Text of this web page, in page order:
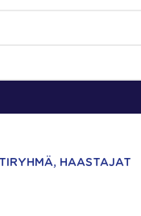
HAASTAJAT